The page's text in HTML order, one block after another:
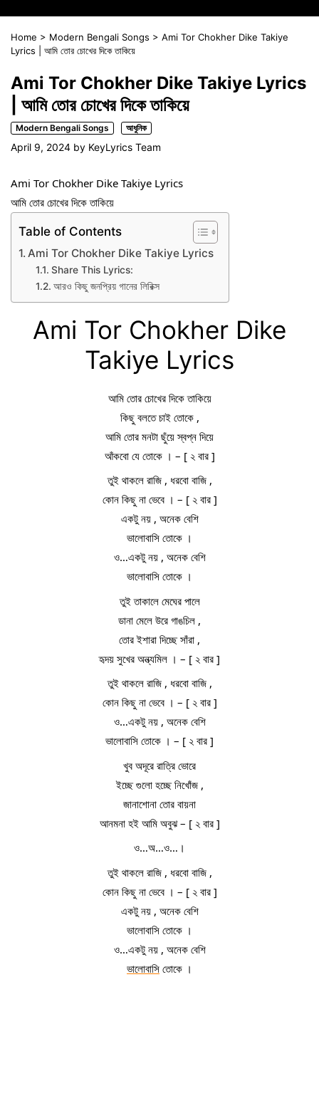
Home > Modern Bengali Songs > Ami Tor Chokher Dike Takiye
Lyrics | আমি তোর চোখের দিকে তাকিয়ে
Ami Tor Chokher Dike Takiye Lyrics
| আমি তোর চোখের দিকে তাকিয়ে
Modern Bengali Songs আধুনিক
April 9, 2024 by KeyLyrics Team
Ami Tor Chokher Dike Takiye Lyrics
আমি তোর চোখের দিকে তাকিয়ে
Table of Contents
Ami Tor Chokher Dike Takiye Lyrics
Share This Lyrics:
আরও কিছু জনপ্রিয় গানের লিরিক্স
Ami Tor Chokher Dike
Takiye Lyrics
আমি তোর চোখের দিকে তাকিয়ে
কিছু বলতে চাই তোকে ,
আমি তোর মনটা ছুঁয়ে স্বপ্ন দিয়ে
আঁকবো যে তোকে । – [ ২ বার ]
তুই থাকলে রাজি , ধরবো বাজি ,
কোন কিছু না ভেবে । – [ ২ বার ]
একটু নয় , অনেক বেশি
ভালোবাসি তোকে ।
ও…একটু নয় , অনেক বেশি
ভালোবাসি তোকে ।
তুই তাকালে মেঘের পালে
ডানা মেলে উরে গাঙচিল ,
তোর ইশারা দিচ্ছে সাঁরা ,
হৃদয় সুখের অন্ত্যমিল । – [ ২ বার ]
তুই থাকলে রাজি , ধরবো বাজি ,
কোন কিছু না ভেবে । – [ ২ বার ]
ও…একটু নয় , অনেক বেশি
ভালোবাসি তোকে । – [ ২ বার ]
খুব অদূরে রাত্রি ভোরে
ইচ্ছে গুলো হচ্ছে নিখোঁজ ,
জানাশোনা তোর বায়না
আনমনা হই আমি অবুঝ – [ ২ বার ]
ও…অ…ও…।
তুই থাকলে রাজি , ধরবো বাজি ,
কোন কিছু না ভেবে । – [ ২ বার ]
একটু নয় , অনেক বেশি
ভালোবাসি তোকে ।
ও…একটু নয় , অনেক বেশি
ভালোবাসি তোকে ।